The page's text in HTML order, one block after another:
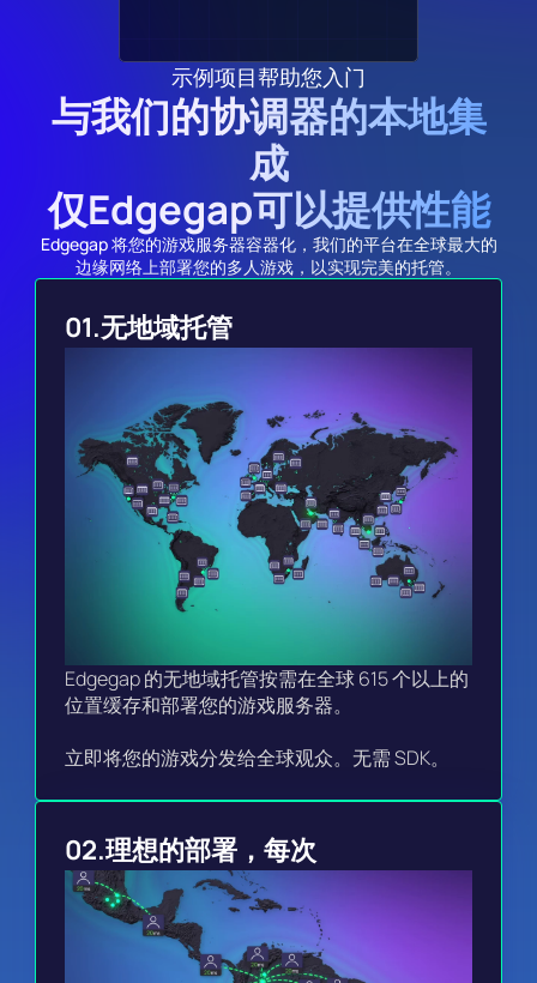
示例项目帮助您入门
与我们的协调器的本地集
成
仅Edgegap可以提供性能
Edgegap 将您的游戏服务器容器化，我们的平台在全球最大的
边缘网络上部署您的多人游戏，以实现完美的托管。
01.无地域托管
Edgegap 的无地域托管按需在全球 615 个以上的
位置缓存和部署您的游戏服务器。
立即将您的游戏分发给全球观众。无需 SDK。
02.理想的部署，每次